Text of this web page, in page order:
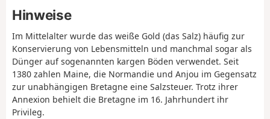
Hinweise
Im Mittelalter wurde das weiße Gold (das Salz) häufig zur
Konservierung von Lebensmitteln und manchmal sogar als
Dünger auf sogenannten kargen Böden verwendet. Seit
1380 zahlen Maine, die Normandie und Anjou im Gegensatz
zur unabhängigen Bretagne eine Salzsteuer. Trotz ihrer
Annexion behielt die Bretagne im 16. Jahrhundert ihr
Privileg.